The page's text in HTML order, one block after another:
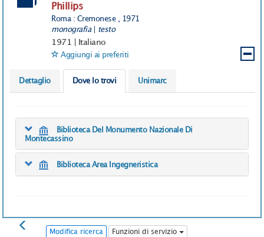
Phillips
Roma : Cremonese , 1971
monografia| testo
1971 Italiano
Aggiungi ai preferiti
Dettaglio Dove lo trovi Unimarc
Biblioteca Del Monumento Nazionale Di
Montecassino
Biblioteca Area Ingegneristica
Modifica ricerca Funzioni di servizio